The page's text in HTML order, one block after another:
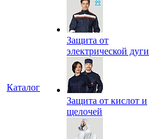
Каталог
Защита от
электрической дуги
Защита от кислот и
щелочей